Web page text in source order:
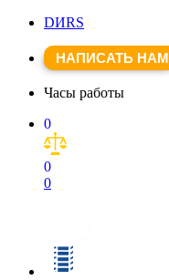
DИRS
НАПИСАТЬ НАМ
Часы работы
0
0
0